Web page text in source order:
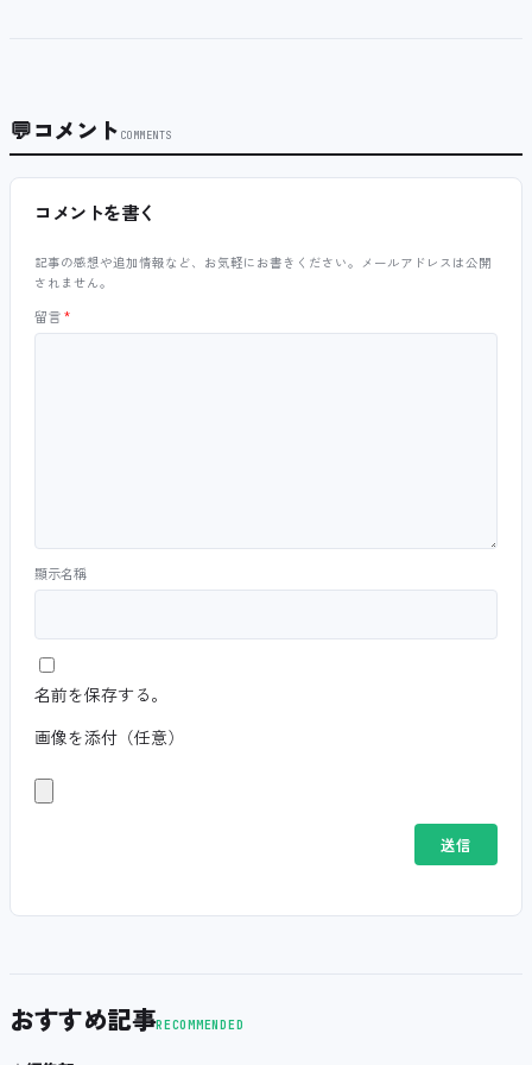
💬コメント COMMENTS
コメントを書く
記事の感想や追加情報など、お気軽にお書きください。メールアドレスは公開
されません。
留言*
顯示名稱
名前を保存する。
画像を添付（任意）
おすすめ記事RECOMMENDED